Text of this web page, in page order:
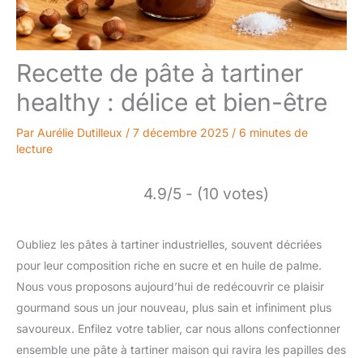
Recette de pâte à tartiner
healthy : délice et bien-être
Par Aurélie Dutilleux / 7 décembre 2025 / 6 minutes de
lecture
4.9/5 - (10 votes)
Oubliez les pâtes à tartiner industrielles, souvent décriées
pour leur composition riche en sucre et en huile de palme.
Nous vous proposons aujourd’hui de redécouvrir ce plaisir
gourmand sous un jour nouveau, plus sain et infiniment plus
savoureux. Enfilez votre tablier, car nous allons confectionner
ensemble une pâte à tartiner maison qui ravira les papilles des